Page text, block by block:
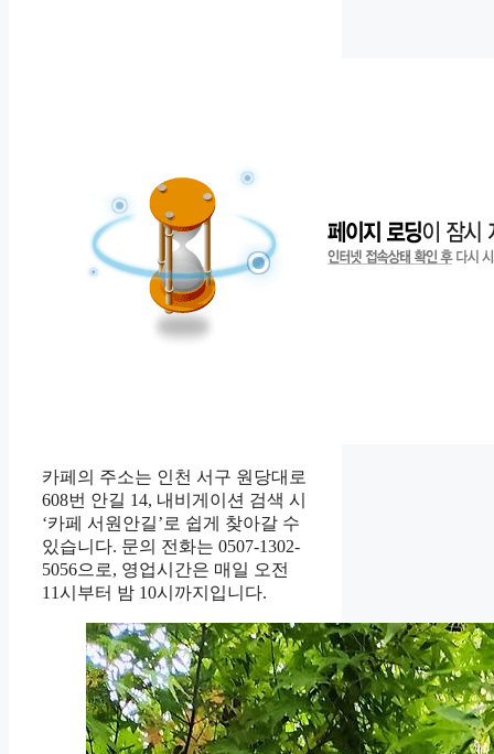
카페의 주소는 인천 서구 원당대로
608번 안길 14, 내비게이션 검색 시
‘카페 서원안길’로 쉽게 찾아갈 수
있습니다. 문의 전화는 0507-1302-
5056으로, 영업시간은 매일 오전
11시부터 밤 10시까지입니다.